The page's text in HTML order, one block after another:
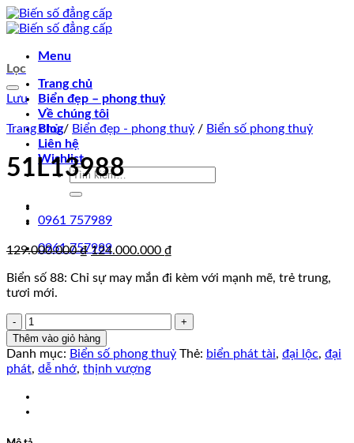
Chuyển
đến
dung
Menu
Trang chủ
Biển đẹp – phong thuỷ
Về chúng tôi
Blog
Liên hệ
Wishlist
Tìm
0961 757989
0961 757989
Lọc
Lưu
Trang chủ / Biển đẹp - phong thuỷ / Biển số phong thuỷ
51L13988
129.000.000₫ Giá
là:
124.000.000 ₫
tại
Biển số 88: Chỉ sự may mắn đi kèm với mạnh mẽ, trẻ trung,
tươi mới.
51L13988
số
lượng
Thêm vào giỏ hàng
Danh mục: Biển số phong thuỷ Thẻ: biển phát tài, đại lộc, đại
phát, dễ nhớ, thịnh vượng